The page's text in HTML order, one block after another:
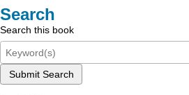
Search
Search this book
Submit Search